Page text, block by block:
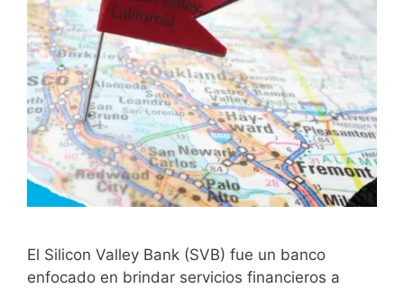
El Silicon Valley Bank (SVB) fue un banco
enfocado en brindar servicios financieros a